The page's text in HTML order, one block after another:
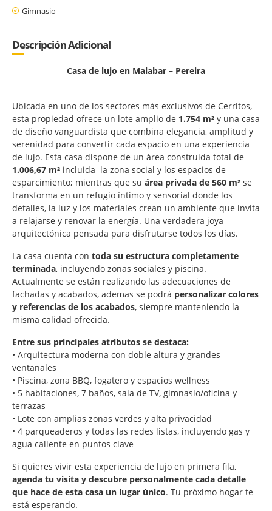
Gimnasio
Descripción Adicional
Casa de lujo en Malabar – Pereira
Ubicada en uno de los sectores más exclusivos de Cerritos,
esta propiedad ofrece un lote amplio de 1.754 m² y una casa
de diseño vanguardista que combina elegancia, amplitud y
serenidad para convertir cada espacio en una experiencia
de lujo. Esta casa dispone de un área construida total de
1.006,67 m² incluida la zona social y los espacios de
esparcimiento; mientras que su área privada de 560 m² se
transforma en un refugio íntimo y sensorial donde los
detalles, la luz y los materiales crean un ambiente que invita
a relajarse y renovar la energía. Una verdadera joya
arquitectónica pensada para disfrutarse todos los días.
La casa cuenta con toda su estructura completamente
terminada, incluyendo zonas sociales y piscina.
Actualmente se están realizando las adecuaciones de
fachadas y acabados, ademas se podrá personalizar colores
y referencias de los acabados, siempre manteniendo la
misma calidad ofrecida.
Entre sus principales atributos se destaca:
• Arquitectura moderna con doble altura y grandes
ventanales
• Piscina, zona BBQ, fogatero y espacios wellness
• 5 habitaciones, 7 baños, sala de TV, gimnasio/oficina y
terrazas
• Lote con amplias zonas verdes y alta privacidad
• 4 parqueaderos y todas las redes listas, incluyendo gas y
agua caliente en puntos clave
Si quieres vivir esta experiencia de lujo en primera fila,
agenda tu visita y descubre personalmente cada detalle
que hace de esta casa un lugar único. Tu próximo hogar te
está esperando.